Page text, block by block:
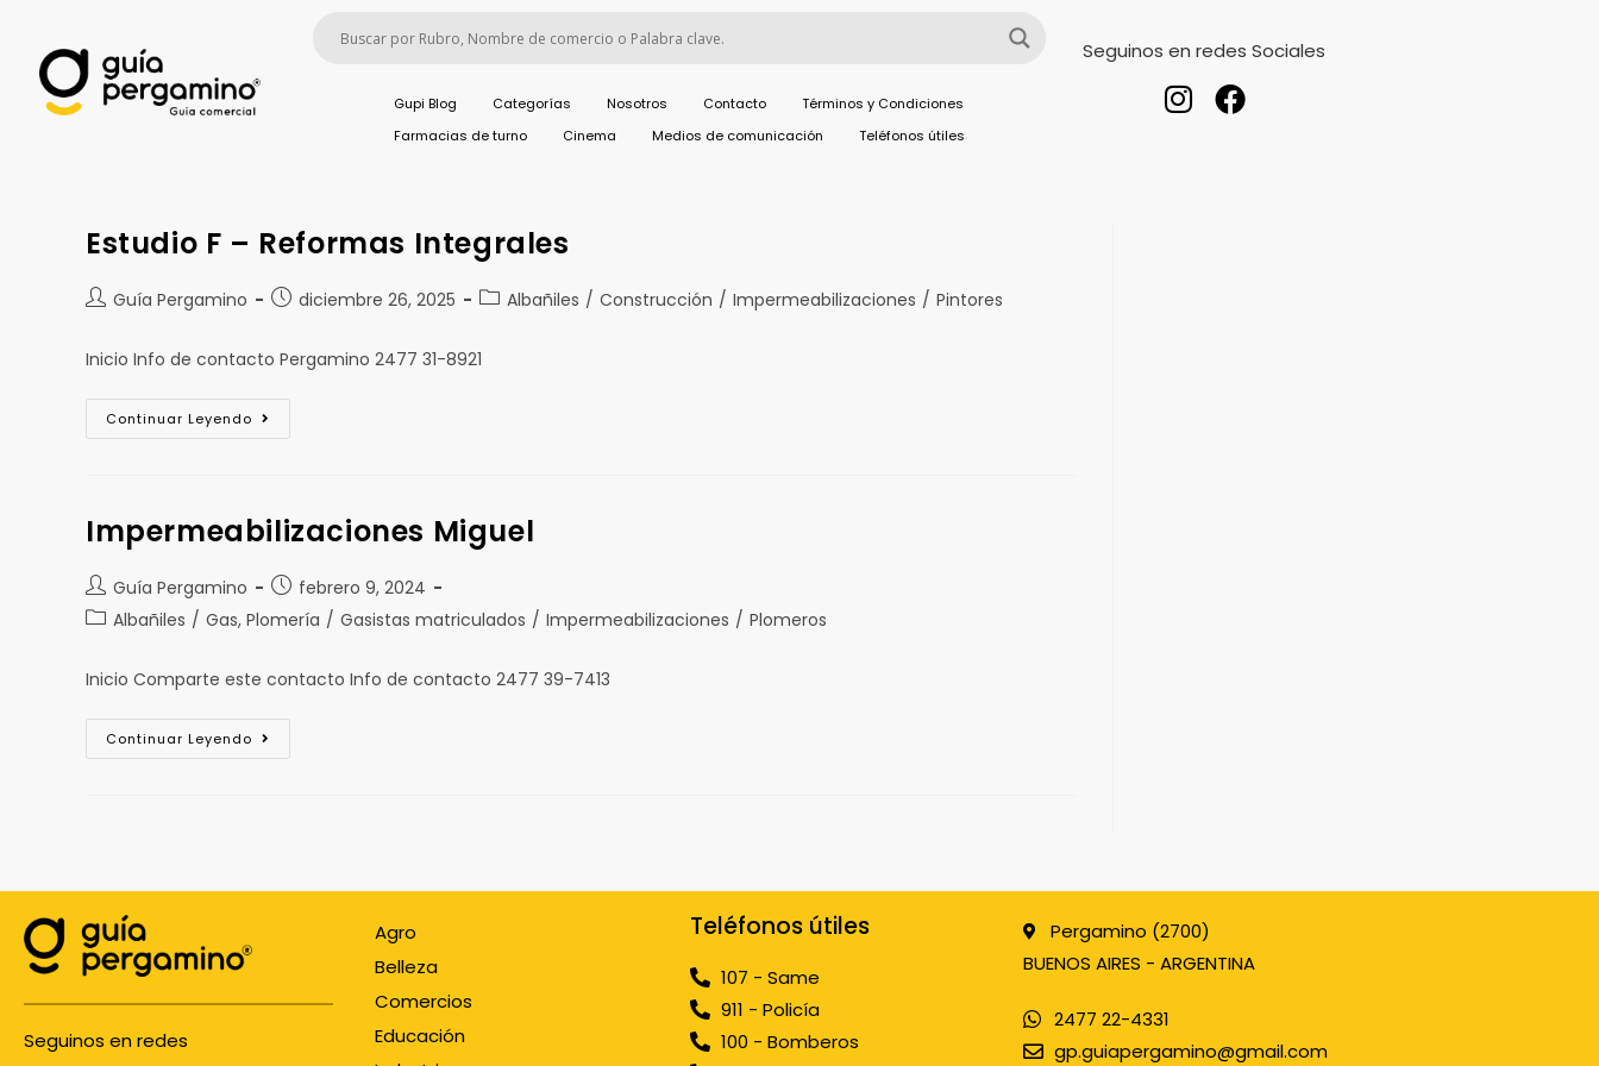
Gupi Blog Categorías Nosotros Contacto
Términos y Condiciones
Farmacias de turno
Cinema Medios de comunicación Teléfonos útiles
Seguinos en redes Sociales
Estudio F – Reformas Integrales
Guía Pergamino diciembre 26, 2025 Albañiles / Construcción / Impermeabilizaciones / Pintores
Inicio Info de contacto Pergamino 2477 31-8921
Continuar Leyendo
Impermeabilizaciones Miguel
Guía Pergamino
febrero 9, 2024
Albañiles / Gas, Plomería / Gasistas matriculados / Impermeabilizaciones / Plomeros
Inicio Comparte este contacto Info de contacto 2477 39-7413
Continuar Leyendo
Seguinos en redes
Agro
Belleza
Comercios
Educación
Teléfonos útiles
107 - Same
911 - Policía
100 - Bomberos
Pergamino (2700)
BUENOS AIRES - ARGENTINA
2477 22-4331
gp.guiapergamino@gmail.com